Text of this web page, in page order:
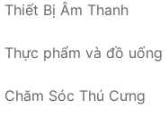
Thiết Bị Âm Thanh
Thực phẩm và đồ uống
Chăm Sóc Thú Cưng